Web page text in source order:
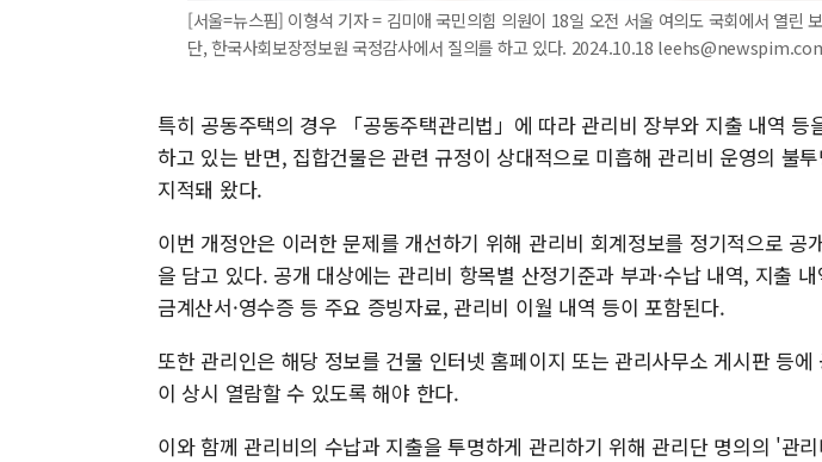
[서울=뉴스핌] 이형석 기자 = 김미애 국민의힘 의원이 18일 오전 서울 여의도 국회에서 열린
단, 한국사회보장정보원 국정감사에서 질의를 하고 있다. 2024.10.18
특히 공동주택의 경우 「공동주택관리법」에 따라 관리비 장부와 지출 내역 등
하고 있는 반면, 집합건물은 관련 규정이 상대적으로 미흡해 관리비 운영의 불
지적돼 왔다.
이번 개정안은 이러한 문제를 개선하기 위해 관리비 회계정보를 정기적으로 공
을 담고 있다. 공개 대상에는 관리비 항목별 산정기준과 부과·수납 내역, 지출
금계산서·영수증 등 주요 증빙자료, 관리비 이월 내역 등이 포함된다.
또한 관리인은 해당 정보를 건물 인터넷 홈페이지 또는 관리사무소 게시판 등
이 상시 열람할 수 있도록 해야 한다.
이와 함께 관리비의 수납과 지출을 투명하게 관리하기 위해 관리단 명의의 '관